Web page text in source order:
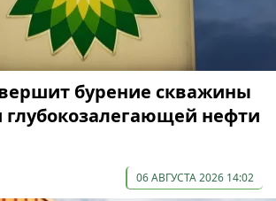
бурение скважины
нефти
06 АВГУСТА 2026 14:02